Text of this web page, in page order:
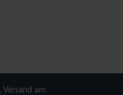
Versand am